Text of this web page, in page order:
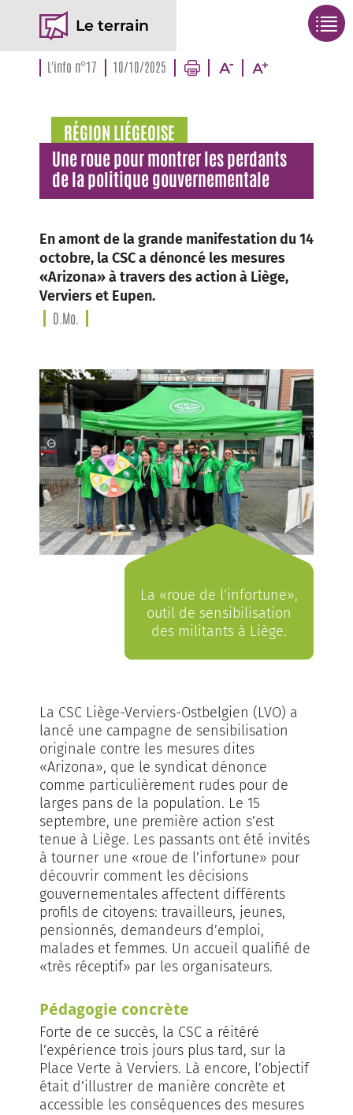
Le terrain
L'info n°17 10/10/2025
RÉGION LIÉGEOISE
Une roue pour montrer les perdants
de la politique gouvernementale
En amont de la grande manifestation du 14
octobre, la CSC a dénoncé les mesures
«Arizona» à travers des action à Liège,
Verviers et Eupen.
D.Mo.
La «roue de l’infortune»,
outil de sensibilisation
des militants à Liège.
La CSC Liège-Verviers-Ostbelgien (LVO) a
lancé une campagne de sensibilisation
originale contre les mesures dites
«Arizona», que le syndicat dénonce
comme particulièrement rudes pour de
larges pans de la population. Le 15
septembre, une première action s’est
tenue à Liège. Les passants ont été invités
à tourner une «roue de l’infortune» pour
découvrir comment les décisions
gouvernementales affectent différents
profils de citoyens: travailleurs, jeunes,
pensionnés, demandeurs d’emploi,
malades et femmes. Un accueil qualifié de
«très réceptif» par les organisateurs.
Pédagogie concrète
Forte de ce succès, la CSC a réitéré
l’expérience trois jours plus tard, sur la
Place Verte à Verviers. Là encore, l’objectif
était d’illustrer de manière concrète et
accessible les conséquences des mesures